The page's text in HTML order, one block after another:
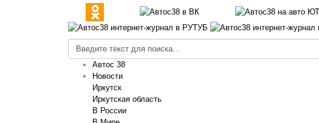
Автос 38
Новости
Иркутск
Иркутская область
В России